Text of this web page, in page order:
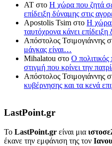
ΑΤ στο Η χώρα που ζητά
επίδειξη δύναμης στις
Apostolis Tsim στο Η χώρα
ταυτόχρονα κάνει
Απόστολος Τσιμογιάννης
μάγκας είναι…
Mihalatou στο Ο
στιγμή που κρίνει την
Απόστολος Τσιμογιάννης
κυβέρνησης και τα κενά
LastPoint.gr
To LastPoint.gr είναι μια
έκανε την εμφάνιση της τον